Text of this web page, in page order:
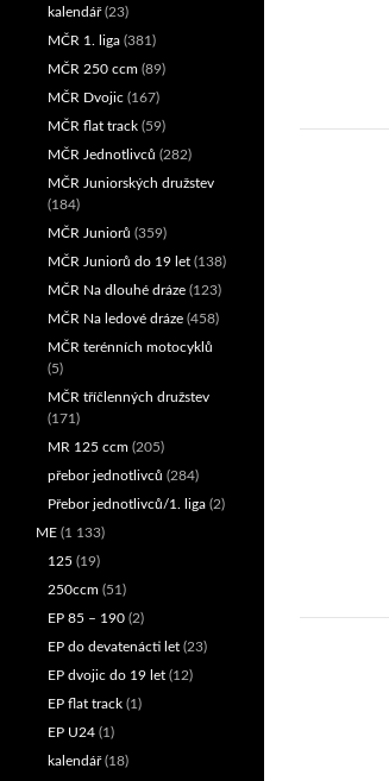
kalendář(23)
MČR 1. liga (381)
MČR 250 ccm (89)
MČR Dvojic (167)
MČR flat track (59)
MČR Jednotlivců (282)
MČR Juniorských družstev
(184)
MČR Juniorů (359)
MČR Juniorů do 19 let (138)
MČR Na dlouhé dráze (123)
MČR Na ledové dráze (458)
MČR terénních motocyklů
(5)
MČR tříčlenných družstev
(171)
MR 125 ccm (205)
přebor jednotlivců (284)
Přebor jednotlivců/1. liga (2)
ME (1 133)
125 (19)
250ccm (51)
EP 85 – 190 (2)
EP do devatenácti let (23)
EP dvojic do 19 let (12)
EP flat track (1)
EP U24 (1)
kalendář(18)